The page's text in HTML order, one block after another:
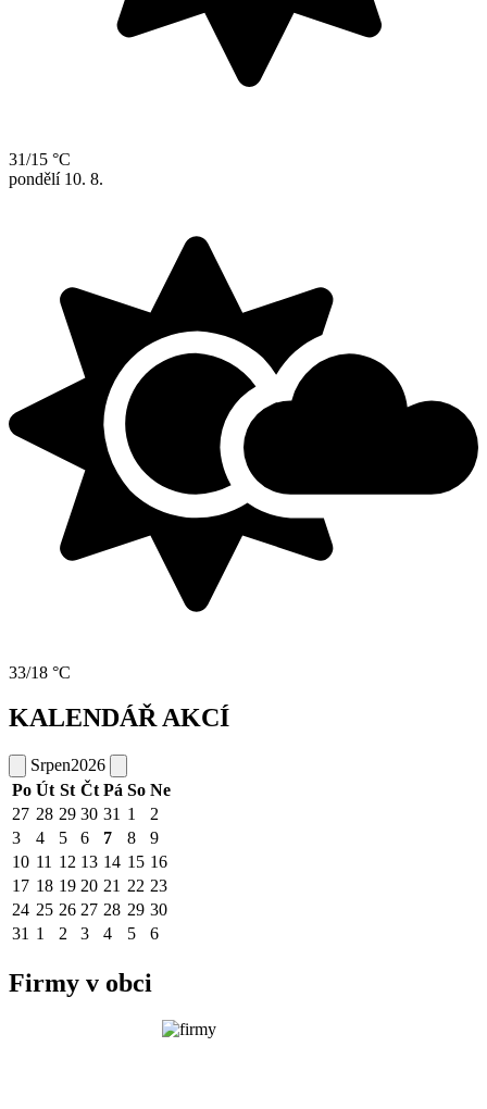
31/15 °C
pondělí 10. 8.
33/18 °C
KALENDÁŘ AKCÍ
Srpen2026
Po Út St Čt Pá So Ne
27 28 29 30 31 1
2
3
4 5 6 7 8
9
10 11 12 13 14 15 16
17 18 19 20 21 22 23
24 25 26 27 28 29 30
31 1 2 3 4 5 6
Firmy v obci